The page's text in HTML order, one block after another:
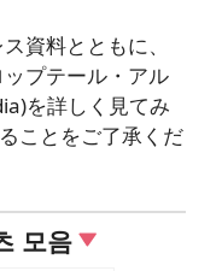
資料とともに、
プテール・アル
を詳しく見てみ
ことをご了承くだ
모음